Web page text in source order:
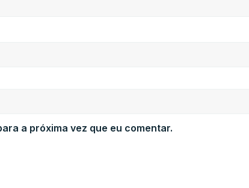
a próxima vez que eu comentar.